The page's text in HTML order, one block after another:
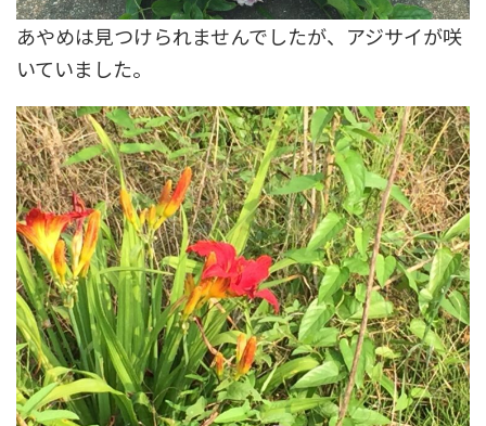
あやめは見つけられませんでしたが、アジサイが咲
いていました。